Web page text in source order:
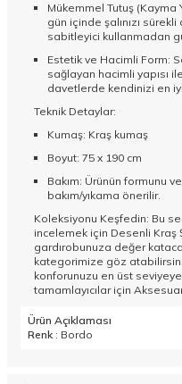
Mükemmel Tutuş
gün içinde şalınızı
sabitleyici kullanmadan
Estetik ve Hacimli Form:
sağlayan hacimli yapısı
davetlerde kendinizi en
Teknik Detaylar:
Kumaş: Kraş kumaş
Boyut: 75 x 190 cm
Bakım: Ürünün formunu
bakım/yıkama önerilir.
Koleksiyonu Keşfedin: Bu
incelemek için Desenli Kraş
gardırobunuza değer
kategorimize göz
konforunuzu en üst
tamamlayıcılar için
Ürün Açıklaması
Renk : Bordo